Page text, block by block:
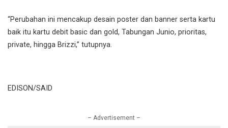
“Perubahan ini mencakup desain poster dan banner serta kartu
baik itu kartu debit basic dan gold, Tabungan Junio, prioritas,
private, hingga Brizzi,” tutupnya.
EDISON/SAID
– Advertisement –